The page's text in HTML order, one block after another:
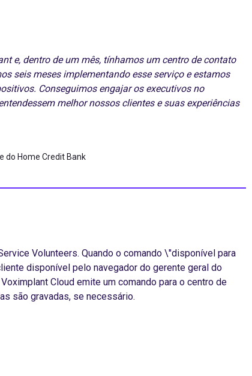
e, dentro de um mês, tínhamos um centro de contato
seis meses implementando esse serviço e estamos
Conseguimos engajar os executivos no
melhor nossos clientes e suas experiências
do Home Credit Bank
Volunteers. Quando o comando \"disponível para
disponível pelo navegador do gerente geral do
Cloud emite um comando para o centro de
são gravadas, se necessário.